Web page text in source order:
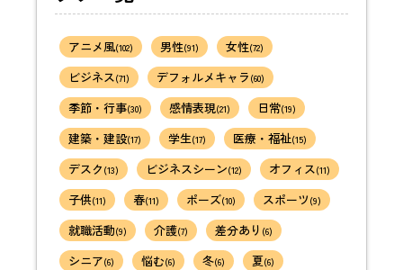
アニメ風(102) 男性(91) 女性(72)
ビジネス(71) デフォルメキャラ (60)
季節・行事(30) 感情表現(21) 日常(19)
建築・建設(17) 学生(17) 医療・福祉(15)
デスク (13) ビジネスシーン(12) オフィス(11)
子供(11) 春(11) ポーズ(10) スポーツ (9)
就職活動(9) 介護(7) 差分あり (6)
シニア(6) 悩む(6) 冬(6) 夏(6)